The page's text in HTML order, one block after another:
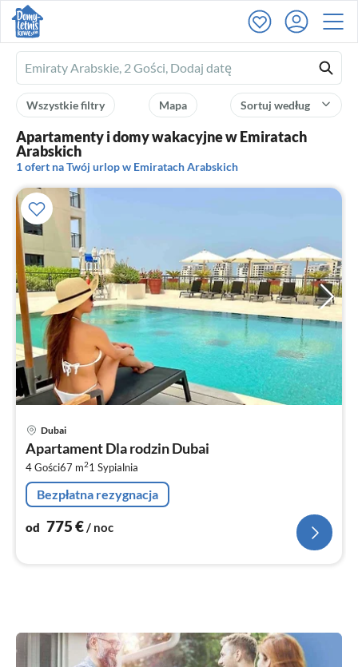
Ferienhausmiete
logo
Sortuj według
Mapa
Wszystkie filtry
Apartamenty i domy wakacyjne w Emiratach
Arabskich
1 ofert na Twój urlop w Emiratach Arabskich
Dubai
Apartament Dla rodzin Dubai
4 Gości67 m21 Sypialnia
Bezpłatna rezygnacja
od 775€/ noc